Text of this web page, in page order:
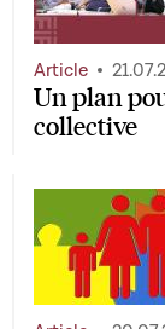
Un plan
collective
Article